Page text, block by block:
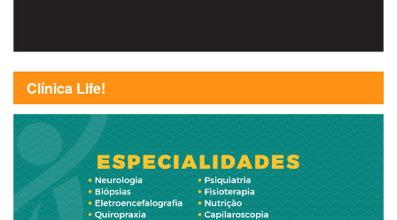
Clínica Life!